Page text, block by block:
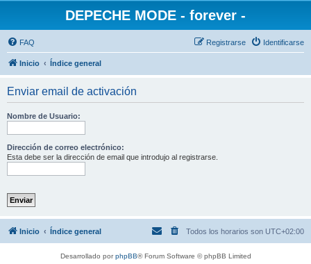
DEPECHE MODE - forever -
FAQ Identificarse
Registrarse
Inicio Índice general
Enviar email de activación
Nombre de Usuario:
Dirección de correo electrónico:
Esta debe ser la dirección de email que introdujo al registrarse.
Inicio Índice general Todos los horarios son UTC+02:00
Desarrollado porphpBB® Forum Software © phpBB Limited